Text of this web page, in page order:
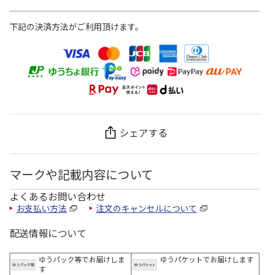
下記の決済方法がご利用頂けます。
シェアする
マークや記載内容について
よくあるお問い合わせ
お支払い方法 注文のキャンセルについて
配送情報について
ゆうパック等でお届けしま
す
ゆうパケットでお届けします